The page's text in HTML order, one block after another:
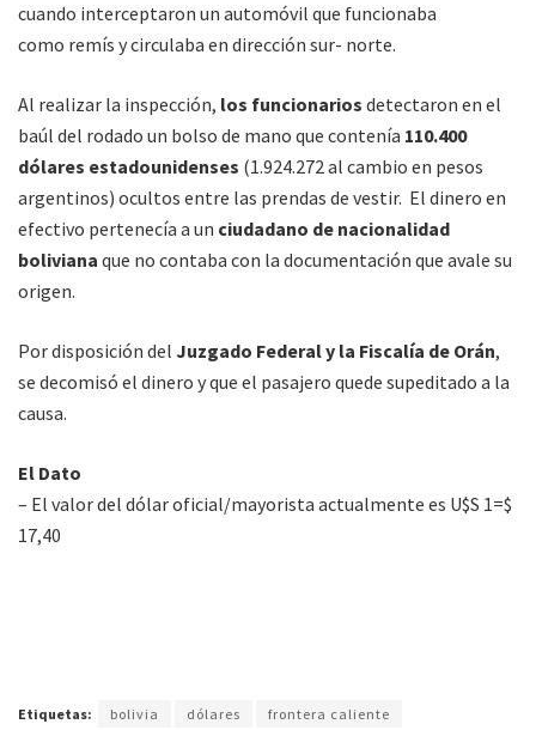
cuando interceptaron un automóvil que funcionaba
como remís y circulaba en dirección sur- norte.
Al realizar la inspección, los funcionarios detectaron en el
baúl del rodado un bolso de mano que contenía 110.400
dólares estadounidenses (1.924.272 al cambio en pesos
argentinos) ocultos entre las prendas de vestir. El dinero en
efectivo pertenecía a un ciudadano de nacionalidad
boliviana que no contaba con la documentación que avale su
origen.
Por disposición del Juzgado Federal y la Fiscalía de Orán,
se decomisó el dinero y que el pasajero quede supeditado a la
causa.
El Dato
– El valor del dólar oficial/mayorista actualmente es U$S 1=$
17,40
Etiquetas: bolivia dólares frontera caliente